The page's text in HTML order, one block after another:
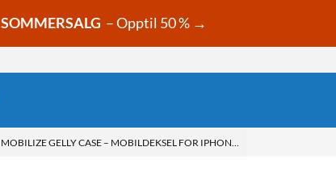
SOMMERSALG – Opptil 50 % →
MOBILIZE GELLY CASE – MOBILDEKSEL FOR IPHONE 11 PRO TRANSPARENT